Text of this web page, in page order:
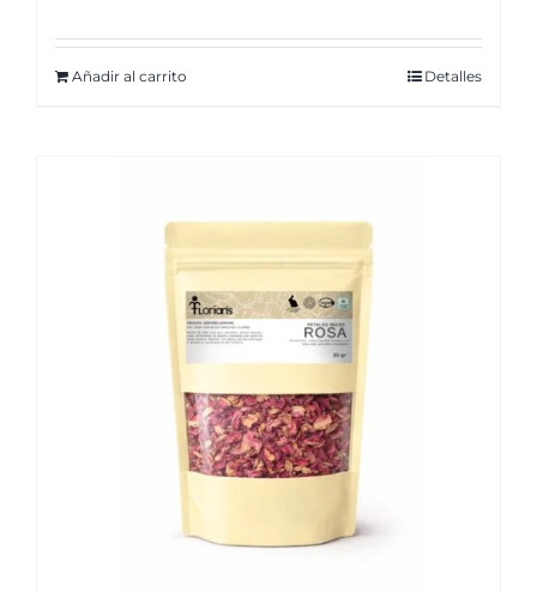
Añadir al carrito Detalles